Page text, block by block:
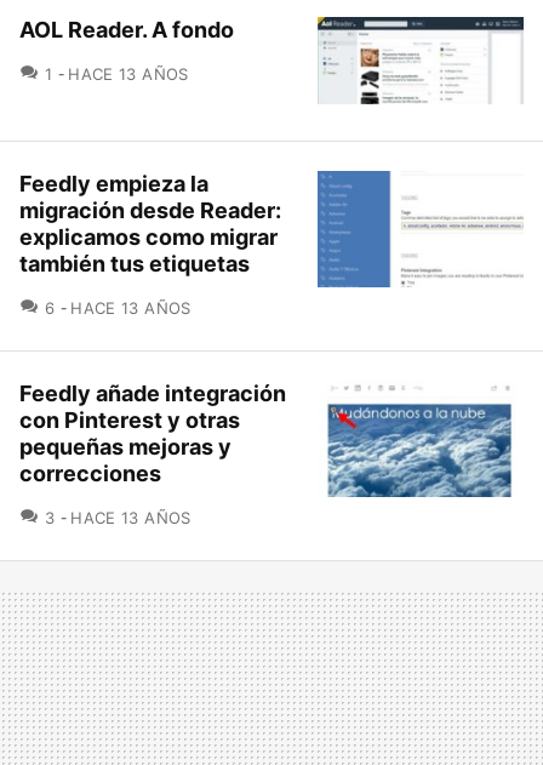
AOL Reader. A fondo
1 COMENTARIOS
HACE 13 AÑOS
Feedly empieza la
migración desde Reader:
explicamos como migrar
también tus etiquetas
6 COMENTARIOS
HACE 13 AÑOS
Feedly añade integración
con Pinterest y otras
pequeñas mejoras y
correcciones
3 COMENTARIOS
HACE 13 AÑOS